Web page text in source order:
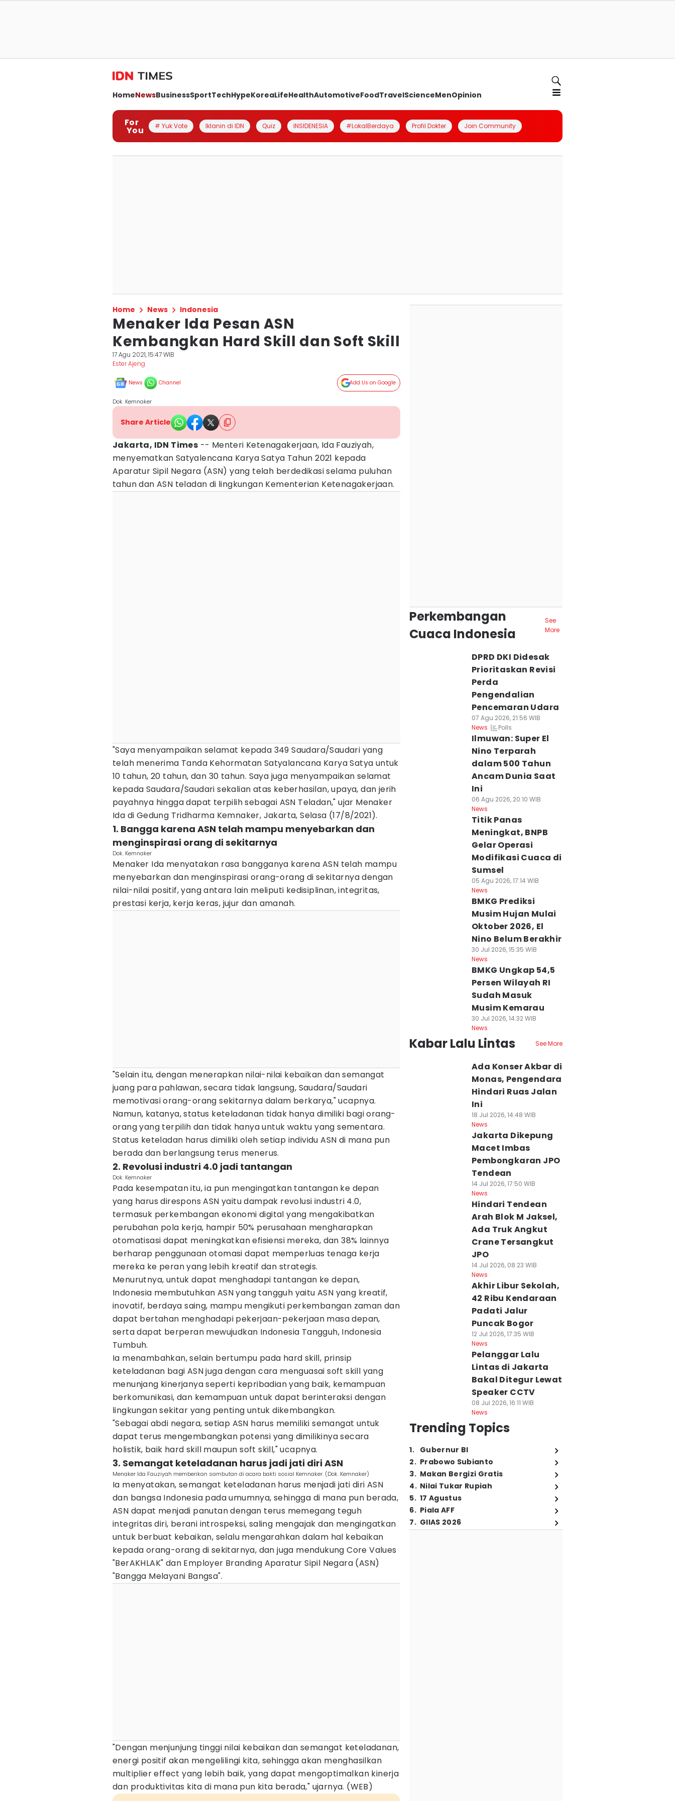
HomeNewsBusinessSportTechHypeKoreaLifeHealthAutomotiveFoodTravelScienceMenOpinion
For
You # Yuk Vote Iklanin di IDN Quiz INSIDENESIA #LokalBerdaya Profil Dokter Join Community
Home News Indonesia
Menaker Ida Pesan ASN
Kembangkan Hard Skill dan Soft Skill
17 Agu 2021, 15:47 WIB
Ester Ajeng
News Channel Add Us on Google
Dok. Kemnaker
Share Article
Jakarta, IDN Times -- Menteri Ketenagakerjaan, Ida Fauziyah,
menyematkan Satyalencana Karya Satya Tahun 2021 kepada
Aparatur Sipil Negara (ASN) yang telah berdedikasi selama puluhan
tahun dan ASN teladan di lingkungan Kementerian Ketenagakerjaan.
"Saya menyampaikan selamat kepada 349 Saudara/Saudari yang
telah menerima Tanda Kehormatan Satyalancana Karya Satya untuk
10 tahun, 20 tahun, dan 30 tahun. Saya juga menyampaikan selamat
kepada Saudara/Saudari sekalian atas keberhasilan, upaya, dan jerih
payahnya hingga dapat terpilih sebagai ASN Teladan," ujar Menaker
Ida di Gedung Tridharma Kemnaker, Jakarta, Selasa (17/8/2021).
1. Bangga karena ASN telah mampu menyebarkan dan
menginspirasi orang di sekitarnya
Dok. Kemnaker
Menaker Ida menyatakan rasa bangganya karena ASN telah mampu
menyebarkan dan menginspirasi orang-orang di sekitarnya dengan
nilai-nilai positif, yang antara lain meliputi kedisiplinan, integritas,
prestasi kerja, kerja keras, jujur dan amanah.
"Selain itu, dengan menerapkan nilai-nilai kebaikan dan semangat
juang para pahlawan, secara tidak langsung, Saudara/Saudari
memotivasi orang-orang sekitarnya dalam berkarya," ucapnya.
Namun, katanya, status keteladanan tidak hanya dimiliki bagi orang-
orang yang terpilih dan tidak hanya untuk waktu yang sementara.
Status keteladan harus dimiliki oleh setiap individu ASN di mana pun
berada dan berlangsung terus menerus.
2. Revolusi industri 4.0 jadi tantangan
Dok. Kemnaker
Pada kesempatan itu, ia pun mengingatkan tantangan ke depan
yang harus direspons ASN yaitu dampak revolusi industri 4.0,
termasuk perkembangan ekonomi digital yang mengakibatkan
perubahan pola kerja, hampir 50% perusahaan mengharapkan
otomatisasi dapat meningkatkan efisiensi mereka, dan 38% lainnya
berharap penggunaan otomasi dapat memperluas tenaga kerja
mereka ke peran yang lebih kreatif dan strategis.
Menurutnya, untuk dapat menghadapi tantangan ke depan,
Indonesia membutuhkan ASN yang tangguh yaitu ASN yang kreatif,
inovatif, berdaya saing, mampu mengikuti perkembangan zaman dan
dapat bertahan menghadapi pekerjaan-pekerjaan masa depan,
serta dapat berperan mewujudkan Indonesia Tangguh, Indonesia
Tumbuh.
Ia menambahkan, selain bertumpu pada hard skill, prinsip
keteladanan bagi ASN juga dengan cara menguasai soft skill yang
menunjang kinerjanya seperti kepribadian yang baik, kemampuan
berkomunikasi, dan kemampuan untuk dapat berinteraksi dengan
lingkungan sekitar yang penting untuk dikembangkan.
"Sebagai abdi negara, setiap ASN harus memiliki semangat untuk
dapat terus mengembangkan potensi yang dimilikinya secara
holistik, baik hard skill maupun soft skill," ucapnya.
3. Semangat keteladanan harus jadi jati diri ASN
Menaker Ida Fauziyah memberikan sambutan di acara bakti sosial Kemnaker. (Dok. Kemnaker)
Ia menyatakan, semangat keteladanan harus menjadi jati diri ASN
dan bangsa Indonesia pada umumnya, sehingga di mana pun berada,
ASN dapat menjadi panutan dengan terus memegang teguh
integritas diri, berani introspeksi, saling mengajak dan mengingatkan
untuk berbuat kebaikan, selalu mengarahkan dalam hal kebaikan
kepada orang-orang di sekitarnya, dan juga mendukung Core Values
"BerAKHLAK" dan Employer Branding Aparatur Sipil Negara (ASN)
"Bangga Melayani Bangsa".
"Dengan menjunjung tinggi nilai kebaikan dan semangat keteladanan,
energi positif akan mengelilingi kita, sehingga akan menghasilkan
multiplier effect yang lebih baik, yang dapat mengoptimalkan kinerja
dan produktivitas kita di mana pun kita berada," ujarnya. (WEB)
Perkembangan
Cuaca Indonesia
See
More
DPRD DKI Didesak
Prioritaskan Revisi
Perda
Pengendalian
Pencemaran Udara
07 Agu 2026, 21:56 WIB
News
Polls
Ilmuwan: Super El
Nino Terparah
dalam 500 Tahun
Ancam Dunia Saat
Ini
06 Agu 2026, 20:10 WIB
News
Titik Panas
Meningkat, BNPB
Gelar Operasi
Modifikasi Cuaca di
Sumsel
05 Agu 2026, 17:14 WIB
News
BMKG Prediksi
Musim Hujan Mulai
Oktober 2026, El
Nino Belum Berakhir
30 Jul 2026, 15:35 WIB
News
BMKG Ungkap 54,5
Persen Wilayah RI
Sudah Masuk
Musim Kemarau
30 Jul 2026, 14:32 WIB
News
Kabar Lalu Lintas See More
Ada Konser Akbar di
Monas, Pengendara
Hindari Ruas Jalan
Ini
18 Jul 2026, 14:48 WIB
News
Jakarta Dikepung
Macet Imbas
Pembongkaran JPO
Tendean
14 Jul 2026, 17:50 WIB
News
Hindari Tendean
Arah Blok M Jaksel,
Ada Truk Angkut
Crane Tersangkut
JPO
14 Jul 2026, 08:23 WIB
News
Akhir Libur Sekolah,
42 Ribu Kendaraan
Padati Jalur
Puncak Bogor
12 Jul 2026, 17:35 WIB
News
Pelanggar Lalu
Lintas di Jakarta
Bakal Ditegur Lewat
Speaker CCTV
08 Jul 2026, 16:11 WIB
News
Trending Topics
1. Gubernur BI
2. Prabowo Subianto
3. Makan Bergizi Gratis
4. Nilai Tukar Rupiah
5. 17 Agustus
6. Piala AFF
7. GIIAS 2026